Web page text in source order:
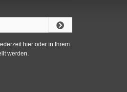
hier oder in Ihrem
werden.